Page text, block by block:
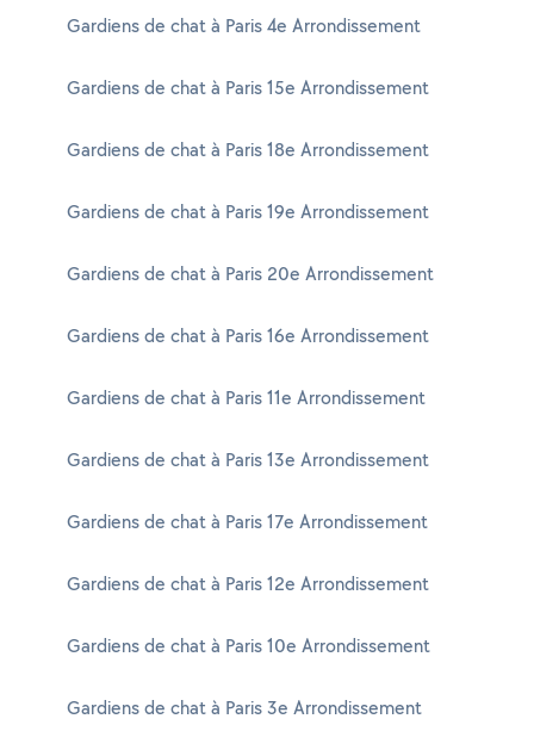
Gardiens de chat à Paris 4e Arrondissement
Gardiens de chat à Paris 15e Arrondissement
Gardiens de chat à Paris 18e Arrondissement
Gardiens de chat à Paris 19e Arrondissement
Gardiens de chat à Paris 20e Arrondissement
Gardiens de chat à Paris 16e Arrondissement
Gardiens de chat à Paris 11e Arrondissement
Gardiens de chat à Paris 13e Arrondissement
Gardiens de chat à Paris 17e Arrondissement
Gardiens de chat à Paris 12e Arrondissement
Gardiens de chat à Paris 10e Arrondissement
Gardiens de chat à Paris 3e Arrondissement